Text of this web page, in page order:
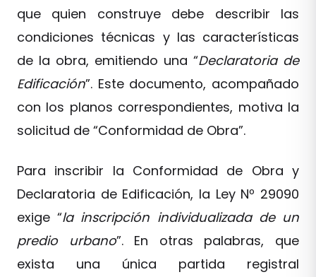
que quien construye debe describir las
condiciones técnicas y las características
de la obra, emitiendo una “Declaratoria de
Edificación”. Este documento, acompañado
con los planos correspondientes, motiva la
solicitud de “Conformidad de Obra”.
Para inscribir la Conformidad de Obra y
Declaratoria de Edificación, la Ley Nº 29090
exige “la inscripción individualizada de un
predio urbano”. En otras palabras, que
exista una única partida registral